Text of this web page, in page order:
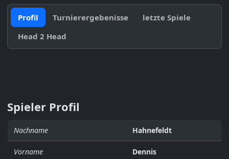
Profil Turnierergebenisse
letzte Spiele
Head 2 Head
Spieler Profil
Nachname Hahnefeldt
Vorname Dennis